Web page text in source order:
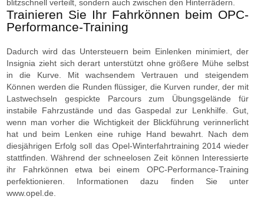
blitzschnell verteilt, sondern auch zwischen den Hinterrädern.
Trainieren Sie Ihr Fahrkönnen beim OPC-
Performance-Training
Dadurch wird das Untersteuern beim Einlenken minimiert, der
Insignia zieht sich derart unterstützt ohne größere Mühe selbst
in die Kurve. Mit wachsendem Vertrauen und steigendem
Können werden die Runden flüssiger, die Kurven runder, der mit
Lastwechseln gespickte Parcours zum Übungsgelände für
instabile Fahrzustände und das Gaspedal zur Lenkhilfe. Gut,
wenn man vorher die Wichtigkeit der Blickführung verinnerlicht
hat und beim Lenken eine ruhige Hand bewahrt. Nach dem
diesjährigen Erfolg soll das Opel-Winterfahrtraining 2014 wieder
stattfinden. Während der schneelosen Zeit können Interessierte
ihr Fahrkönnen etwa bei einem OPC-Performance-Training
perfektionieren. Informationen dazu finden Sie unter
www.opel.de.